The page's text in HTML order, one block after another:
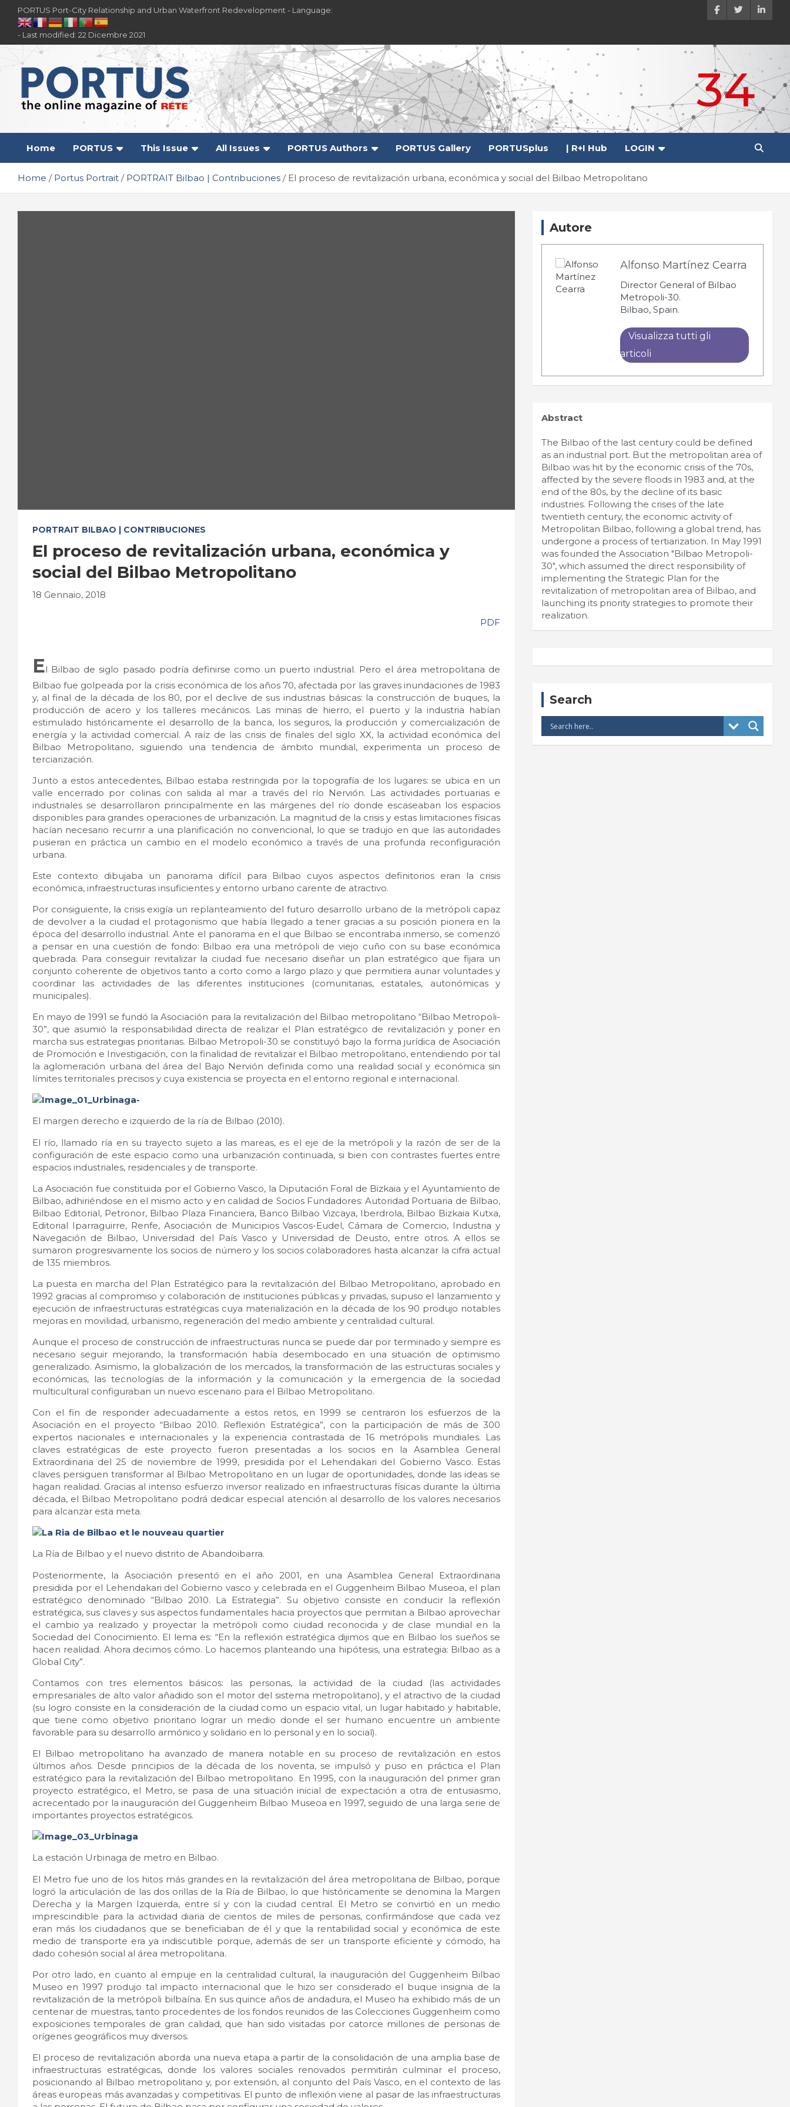
content
PORTUS Port-City Relationship and Urban Waterfront Redevelopment - Language:
- Last modified: 22 Dicembre 2021
PORTUS
Port-city Relationship and Urban Waterfront
Redevelopment
34
Home PORTUS This Issue All Issues PORTUS Authors PORTUS Gallery PORTUSplus | R+I Hub LOGIN
Home Portus Portrait PORTRAIT Bilbao | Contribuciones El proceso de revitalización urbana, económica y social del Bilbao Metropolitano
PORTRAIT BILBAO | CONTRIBUCIONES
El proceso de revitalización urbana, económica y
social del Bilbao Metropolitano
18 Gennaio, 2018
PDF
El Bilbao de siglo pasado podría definirse como un puerto industrial. Pero el área metropolitana de
Bilbao fue golpeada por la crisis económica de los años 70, afectada por las graves inundaciones de 1983
y, al final de la década de los 80, por el declive de sus industrias básicas: la construcción de buques, la
producción de acero y los talleres mecánicos. Las minas de hierro, el puerto y la industria habían
estimulado históricamente el desarrollo de la banca, los seguros, la producción y comercialización de
energía y la actividad comercial. A raíz de las crisis de finales del siglo XX, la actividad económica del
Bilbao Metropolitano, siguiendo una tendencia de ámbito mundial, experimenta un proceso de
terciarización.
Junto a estos antecedentes, Bilbao estaba restringida por la topografía de los lugares: se ubica en un
valle encerrado por colinas con salida al mar a través del río Nervión. Las actividades portuarias e
industriales se desarrollaron principalmente en las márgenes del río donde escaseaban los espacios
disponibles para grandes operaciones de urbanización. La magnitud de la crisis y estas limitaciones físicas
hacían necesario recurrir a una planificación no convencional, lo que se tradujo en que las autoridades
pusieran en práctica un cambio en el modelo económico a través de una profunda reconfiguración
urbana.
Este contexto dibujaba un panorama difícil para Bilbao cuyos aspectos definitorios eran la crisis
económica, infraestructuras insuficientes y entorno urbano carente de atractivo.
Por consiguiente, la crisis exigía un replanteamiento del futuro desarrollo urbano de la metrópoli capaz
de devolver a la ciudad el protagonismo que había llegado a tener gracias a su posición pionera en la
época del desarrollo industrial. Ante el panorama en el que Bilbao se encontraba inmerso, se comenzó
a pensar en una cuestión de fondo: Bilbao era una metrópoli de viejo cuño con su base económica
quebrada. Para conseguir revitalizar la ciudad fue necesario diseñar un plan estratégico que fijara un
conjunto coherente de objetivos tanto a corto como a largo plazo y que permitiera aunar voluntades y
coordinar las actividades de las diferentes instituciones (comunitarias, estatales, autonómicas y
municipales).
En mayo de 1991 se fundó la Asociación para la revitalización del Bilbao metropolitano “Bilbao Metropoli-
30”, que asumió la responsabilidad directa de realizar el Plan estratégico de revitalización y poner en
marcha sus estrategias prioritarias. Bilbao Metropoli-30 se constituyó bajo la forma jurídica de Asociación
de Promoción e Investigación, con la finalidad de revitalizar el Bilbao metropolitano, entendiendo por tal
la aglomeración urbana del área del Bajo Nervión definida como una realidad social y económica sin
límites territoriales precisos y cuya existencia se proyecta en el entorno regional e internacional.
El margen derecho e izquierdo de la ría de Bilbao (2010).
El río, llamado ría en su trayecto sujeto a las mareas, es el eje de la metrópoli y la razón de ser de la
configuración de este espacio como una urbanización continuada, si bien con contrastes fuertes entre
espacios industriales, residenciales y de transporte.
La Asociación fue constituida por el Gobierno Vasco, la Diputación Foral de Bizkaia y el Ayuntamiento de
Bilbao, adhiriéndose en el mismo acto y en calidad de Socios Fundadores: Autoridad Portuaria de Bilbao,
Bilbao Editorial, Petronor, Bilbao Plaza Financiera, Banco Bilbao Vizcaya, Iberdrola, Bilbao Bizkaia Kutxa,
Editorial Iparraguirre, Renfe, Asociación de Municipios Vascos-Eudel, Cámara de Comercio, Industria y
Navegación de Bilbao, Universidad del País Vasco y Universidad de Deusto, entre otros. A ellos se
sumaron progresivamente los socios de número y los socios colaboradores hasta alcanzar la cifra actual
de 135 miembros.
La puesta en marcha del Plan Estratégico para la revitalización del Bilbao Metropolitano, aprobado en
1992 gracias al compromiso y colaboración de instituciones públicas y privadas, supuso el lanzamiento y
ejecución de infraestructuras estratégicas cuya materialización en la década de los 90 produjo notables
mejoras en movilidad, urbanismo, regeneración del medio ambiente y centralidad cultural.
Aunque el proceso de construcción de infraestructuras nunca se puede dar por terminado y siempre es
necesario seguir mejorando, la transformación había desembocado en una situación de optimismo
generalizado. Asimismo, la globalización de los mercados, la transformación de las estructuras sociales y
económicas, las tecnologías de la información y la comunicación y la emergencia de la sociedad
multicultural configuraban un nuevo escenario para el Bilbao Metropolitano.
Con el fin de responder adecuadamente a estos retos, en 1999 se centraron los esfuerzos de la
Asociación en el proyecto “Bilbao 2010. Reflexión Estratégica”, con la participación de más de 300
expertos nacionales e internacionales y la experiencia contrastada de 16 metrópolis mundiales. Las
claves estratégicas de este proyecto fueron presentadas a los socios en la Asamblea General
Extraordinaria del 25 de noviembre de 1999, presidida por el Lehendakari del Gobierno Vasco. Estas
claves persiguen transformar al Bilbao Metropolitano en un lugar de oportunidades, donde las ideas se
hagan realidad. Gracias al intenso esfuerzo inversor realizado en infraestructuras físicas durante la última
década, el Bilbao Metropolitano podrá dedicar especial atención al desarrollo de los valores necesarios
para alcanzar esta meta.
La Ría de Bilbao y el nuevo distrito de Abandoibarra.
Posteriormente, la Asociación presentó en el año 2001, en una Asamblea General Extraordinaria
presidida por el Lehendakari del Gobierno vasco y celebrada en el Guggenheim Bilbao Museoa, el plan
estratégico denominado “Bilbao 2010. La Estrategia”. Su objetivo consiste en conducir la reflexión
estratégica, sus claves y sus aspectos fundamentales hacia proyectos que permitan a Bilbao aprovechar
el cambio ya realizado y proyectar la metrópoli como ciudad reconocida y de clase mundial en la
Sociedad del Conocimiento. El lema es: “En la reflexión estratégica dijimos que en Bilbao los sueños se
hacen realidad. Ahora decimos cómo. Lo hacemos planteando una hipótesis, una estrategia: Bilbao as a
Global City”.
Contamos con tres elementos básicos: las personas, la actividad de la ciudad (las actividades
empresariales de alto valor añadido son el motor del sistema metropolitano), y el atractivo de la ciudad
(su logro consiste en la consideración de la ciudad como un espacio vital, un lugar habitado y habitable,
que tiene como objetivo prioritario lograr un medio donde el ser humano encuentre un ambiente
favorable para su desarrollo armónico y solidario en lo personal y en lo social).
El Bilbao metropolitano ha avanzado de manera notable en su proceso de revitalización en estos
últimos años. Desde principios de la década de los noventa, se impulsó y puso en práctica el Plan
estratégico para la revitalización del Bilbao metropolitano. En 1995, con la inauguración del primer gran
proyecto estratégico, el Metro, se pasa de una situación inicial de expectación a otra de entusiasmo,
acrecentado por la inauguración del Guggenheim Bilbao Museoa en 1997, seguido de una larga serie de
importantes proyectos estratégicos.
La estación Urbinaga de metro en Bilbao.
El Metro fue uno de los hitos más grandes en la revitalización del área metropolitana de Bilbao, porque
logró la articulación de las dos orillas de la Ría de Bilbao, lo que históricamente se denomina la Margen
Derecha y la Margen Izquierda, entre sí y con la ciudad central. El Metro se convirtió en un medio
imprescindible para la actividad diaria de cientos de miles de personas, confirmándose que cada vez
eran más los ciudadanos que se beneficiaban de él y que la rentabilidad social y económica de este
medio de transporte era ya indiscutible porque, además de ser un transporte eficiente y cómodo, ha
dado cohesión social al área metropolitana.
Por otro lado, en cuanto al empuje en la centralidad cultural, la inauguración del Guggenheim Bilbao
Museo en 1997 produjo tal impacto internacional que le hizo ser considerado el buque insignia de la
revitalización de la metrópoli bilbaína. En sus quince años de andadura, el Museo ha exhibido más de un
centenar de muestras, tanto procedentes de los fondos reunidos de las Colecciones Guggenheim como
exposiciones temporales de gran calidad, que han sido visitadas por catorce millones de personas de
orígenes geográficos muy diversos.
El proceso de revitalización aborda una nueva etapa a partir de la consolidación de una amplia base de
infraestructuras estratégicas, donde los valores sociales renovados permitirán culminar el proceso,
posicionando al Bilbao metropolitano y, por extensión, al conjunto del País Vasco, en el contexto de las
áreas europeas más avanzadas y competitivas. El punto de inflexión viene al pasar de las infraestructuras
Autore
Alfonso Martínez Cearra
Director General of Bilbao
Metropoli-30.
Bilbao, Spain.
Visualizza tutti gli
articoli
Abstract
The Bilbao of the last century could be defined
as an industrial port. But the metropolitan area of
Bilbao was hit by the economic crisis of the 70s,
affected by the severe floods in 1983 and, at the
end of the 80s, by the decline of its basic
industries. Following the crises of the late
twentieth century, the economic activity of
Metropolitan Bilbao, following a global trend, has
undergone a process of tertiarization. In May 1991
was founded the Association "Bilbao Metropoli-
30", which assumed the direct responsibility of
implementing the Strategic Plan for the
revitalization of metropolitan area of Bilbao, and
launching its priority strategies to promote their
realization.
Search